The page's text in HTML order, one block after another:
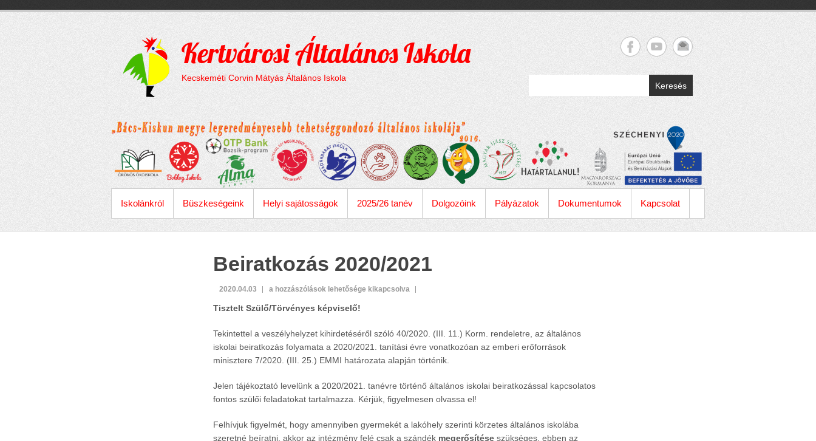
content
Kertvárosi Általános Iskola
Kecskeméti Corvin Mátyás Általános Iskola
Keresés
ELSŐDLEGES MENÜ
Iskolánkról Büszkeségeink Helyi sajátosságok 2025/26 tanév Dolgozóink Pályázatok Dokumentumok Kapcsolat
Beiratkozás 2020/2021
2020.04.03
Beiratkozás
bejegyzéshez
a hozzászólások lehetősége kikapcsolva
Tisztelt Szülő/Törvényes képviselő!
Tekintettel a veszélyhelyzet kihirdetéséről szóló 40/2020. (III. 11.) Korm. rendeletre, az általános
iskolai beiratkozás folyamata a 2020/2021. tanítási évre vonatkozóan az emberi erőforrások
minisztere 7/2020. (III. 25.) EMMI határozata alapján történik.
Jelen tájékoztató levelünk a 2020/2021. tanévre történő általános iskolai beiratkozással kapcsolatos
fontos szülői feladatokat tartalmazza. Kérjük, figyelmesen olvassa el!
Felhívjuk figyelmét, hogy amennyiben gyermekét a lakóhely szerinti körzetes általános iskolába
szeretné beíratni, akkor az intézmény felé csak a szándék megerősítése szükséges, ebben az